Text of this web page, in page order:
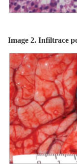
Image 2. Infiltrace